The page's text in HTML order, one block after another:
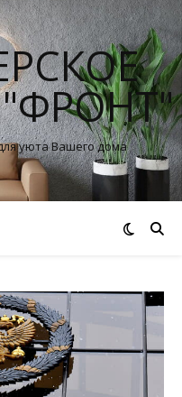
уюта Вашего дома